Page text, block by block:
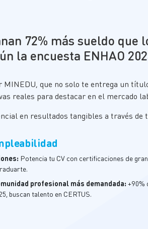
72% más sueldo que
la encuesta ENHAO
que no solo te entrega un
s reales para destacar en el mercado
en resultados tangibles a través de
Potencia tu CV con certificaciones de
profesional más demandada:+90%
buscan talento en CERTUS.